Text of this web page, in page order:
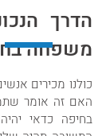
הדרך
משפחה
כולנו מכירים
האם זה אומר
בחיפה כדאי